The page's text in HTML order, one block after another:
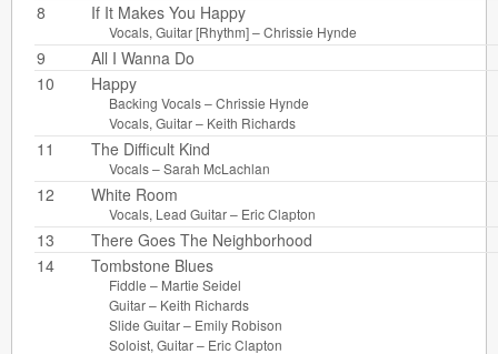
8 If It Makes You Happy
Vocals, Guitar [Rhythm] –Chrissie Hynde
9
All I Wanna Do
10
Happy
Backing Vocals –Chrissie Hynde
Vocals, Guitar – Keith Richards
11 The Difficult Kind
Vocals –Sarah McLachlan
12 White Room
Vocals, Lead Guitar – Eric Clapton
13
There Goes The Neighborhood
14
Tombstone Blues
Fiddle – Martie Seidel
Guitar – Keith Richards
Slide Guitar – Emily Robison
Soloist, Guitar – Eric Clapton